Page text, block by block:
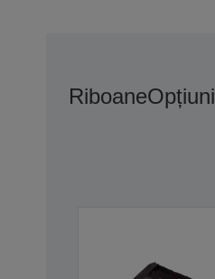
RiboaneOpțiuni